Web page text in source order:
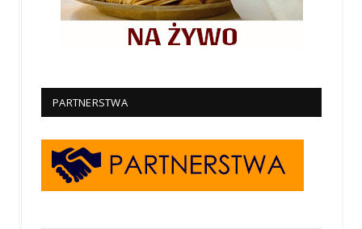
PARTNERSTWA